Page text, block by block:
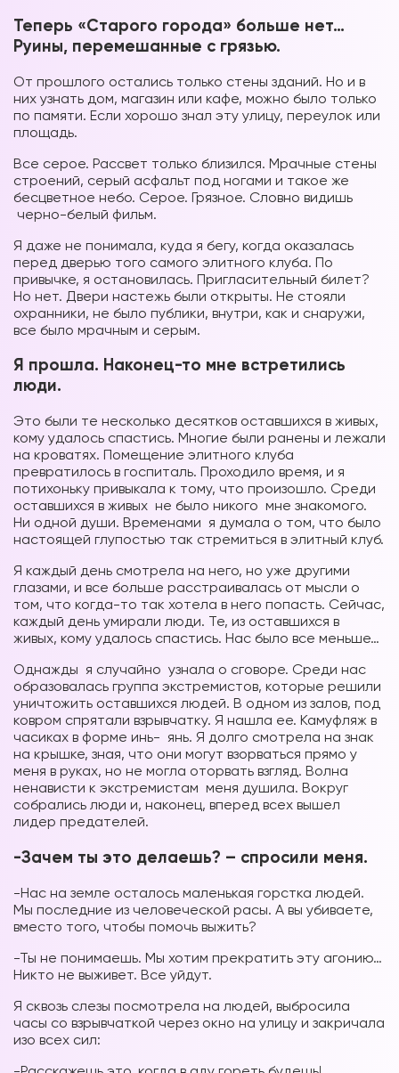
Теперь «Старого города» больше нет…
Руины, перемешанные с грязью.
От прошлого остались только стены зданий. Но и в
них узнать дом, магазин или кафе, можно было только
по памяти. Если хорошо знал эту улицу, переулок или
площадь.
Все серое. Рассвет только близился. Мрачные стены
строений, серый асфальт под ногами и такое же
бесцветное небо. Серое. Грязное. Словно видишь
черно-белый фильм.
Я даже не понимала, куда я бегу, когда оказалась
перед дверью того самого элитного клуба. По
привычке, я остановилась. Пригласительный билет?
Но нет. Двери настежь были открыты. Не стояли
охранники, не было публики, внутри, как и снаружи,
все было мрачным и серым.
Я прошла. Наконец-то мне встретились
люди.
Это были те несколько десятков оставшихся в живых,
кому удалось спастись. Многие были ранены и лежали
на кроватях. Помещение элитного клуба
превратилось в госпиталь. Проходило время, и я
потихоньку привыкала к тому, что произошло. Среди
оставшихся в живых не было никого мне знакомого.
Ни одной души. Временами я думала о том, что было
настоящей глупостью так стремиться в элитный клуб.
Я каждый день смотрела на него, но уже другими
глазами, и все больше расстраивалась от мысли о
том, что когда-то так хотела в него попасть. Сейчас,
каждый день умирали люди. Те, из оставшихся в
живых, кому удалось спастись. Нас было все меньше…
Однажды я случайно узнала о сговоре. Среди нас
образовалась группа экстремистов, которые решили
уничтожить оставшихся людей. В одном из залов, под
ковром спрятали взрывчатку. Я нашла ее. Камуфляж в
часиках в форме инь- янь. Я долго смотрела на знак
на крышке, зная, что они могут взорваться прямо у
меня в руках, но не могла оторвать взгляд. Волна
ненависти к экстремистам меня душила. Вокруг
собрались люди и, наконец, вперед всех вышел
лидер предателей.
-Зачем ты это делаешь? – спросили меня.
-Нас на земле осталось маленькая горстка людей.
Мы последние из человеческой расы. А вы убиваете,
вместо того, чтобы помочь выжить?
-Ты не понимаешь. Мы хотим прекратить эту агонию…
Никто не выживет. Все уйдут.
Я сквозь слезы посмотрела на людей, выбросила
часы со взрывчаткой через окно на улицу и закричала
изо всех сил: